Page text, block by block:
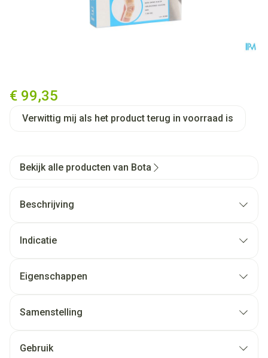
€ 99,35
Verwittig mij als het product terug in voorraad is
Bekijk alle producten van Bota
Beschrijving
Indicatie
Eigenschappen
Samenstelling
Gebruik